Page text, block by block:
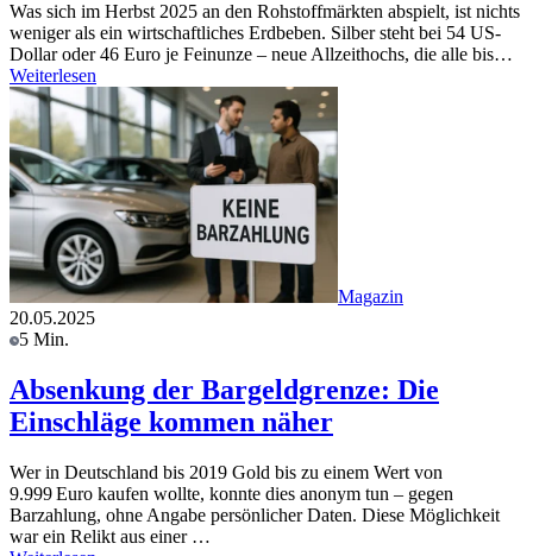
Was sich im Herbst 2025 an den Rohstoffmärkten abspielt, ist nichts
weniger als ein wirtschaftliches Erdbeben. Silber steht bei 54 US-
Dollar oder 46 Euro je Feinunze – neue Allzeithochs, die alle bis…
Weiterlesen
Magazin
20.05.2025
5 Min.
Absenkung der Bargeldgrenze: Die
Einschläge kommen näher
Wer in Deutschland bis 2019 Gold bis zu einem Wert von
9.999 Euro kaufen wollte, konnte dies anonym tun – gegen
Barzahlung, ohne Angabe persönlicher Daten. Diese Möglichkeit
war ein Relikt aus einer …